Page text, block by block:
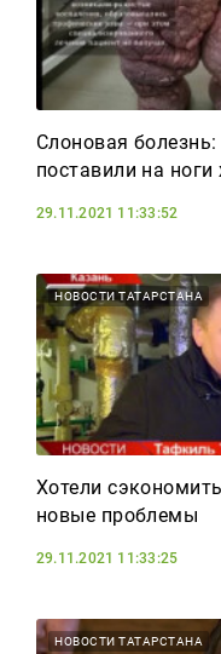
Слоновая
поставили на
29.11.2021 11:33:52
НОВОСТИ ТАТАРСТАНА
Хотели
новые проблемы
29.11.2021 11:33:25
НОВОСТИ ТАТАРСТАНА